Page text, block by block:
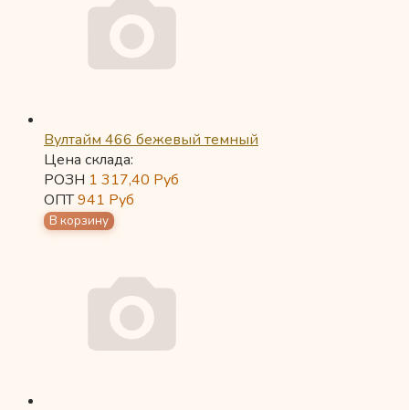
Вултайм 466 бежевый темный
Цена склада:
РОЗН 1 317,40 Руб
ОПТ941 Руб